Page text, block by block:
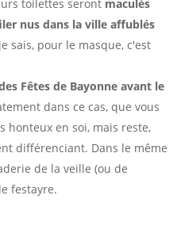
toilettes seront maculés
nus dans la ville affublés
sais, pour le masque, c'est
Fêtes de Bayonne avant le
dans ce cas, que vous
honteux en soi, mais reste,
différenciant. Dans le même
de la veille (ou de
festayre.